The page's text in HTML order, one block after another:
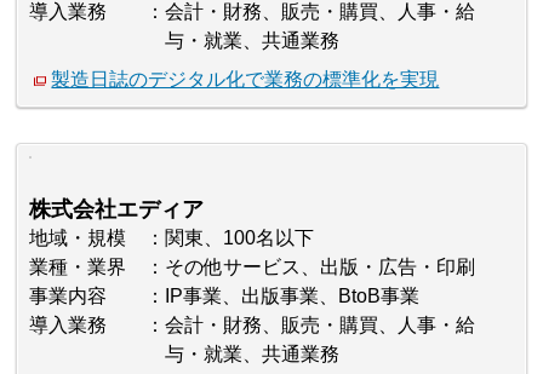
導入業務
会計・財務、販売・購買、人事・給
与・就業、共通業務
製造日誌のデジタル化で業務の標準化を実現
株式会社エディア
地域・規模
関東、100名以下
業種・業界
その他サービス、出版・広告・印刷
事業内容
IP事業、出版事業、BtoB事業
導入業務
会計・財務、販売・購買、人事・給
与・就業、共通業務